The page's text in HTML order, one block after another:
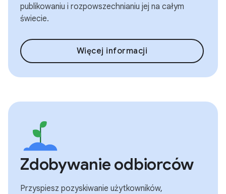
publikowaniu i rozpowszechnianiu jej na całym
świecie.
Więcej informacji
Zdobywanie odbiorców
Przyspiesz pozyskiwanie użytkowników,